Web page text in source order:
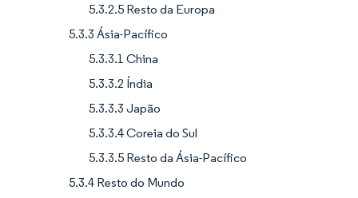
5.3.2.5 Resto da Europa
5.3.3 Ásia-Pacífico
5.3.3.1 China
5.3.3.2 Índia
5.3.3.3 Japão
5.3.3.4 Coreia do Sul
5.3.3.5 Resto da Ásia-Pacífico
5.3.4 Resto do Mundo